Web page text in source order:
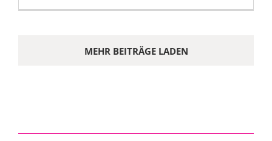
MEHR BEITRÄGE LADEN